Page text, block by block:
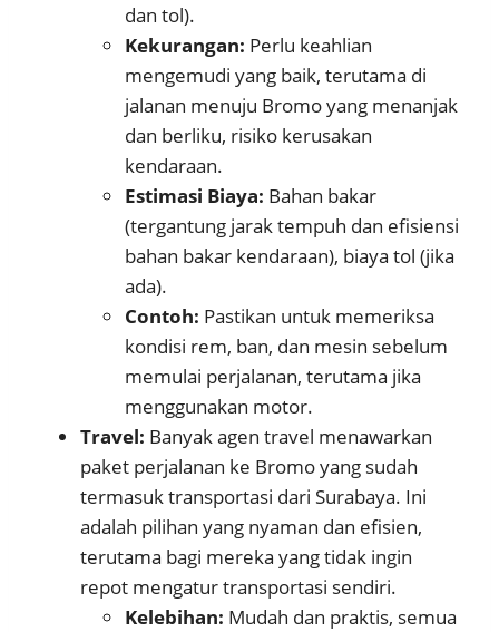
dan tol).
Kekurangan: Perlu keahlian
mengemudi yang baik, terutama di
jalanan menuju Bromo yang menanjak
dan berliku, risiko kerusakan
kendaraan.
Estimasi Biaya: Bahan bakar
(tergantung jarak tempuh dan efisiensi
bahan bakar kendaraan), biaya tol (jika
ada).
Contoh: Pastikan untuk memeriksa
kondisi rem, ban, dan mesin sebelum
memulai perjalanan, terutama jika
menggunakan motor.
Travel: Banyak agen travel menawarkan
paket perjalanan ke Bromo yang sudah
termasuk transportasi dari Surabaya. Ini
adalah pilihan yang nyaman dan efisien,
terutama bagi mereka yang tidak ingin
repot mengatur transportasi sendiri.
Kelebihan: Mudah dan praktis, semua